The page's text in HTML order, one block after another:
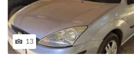
13